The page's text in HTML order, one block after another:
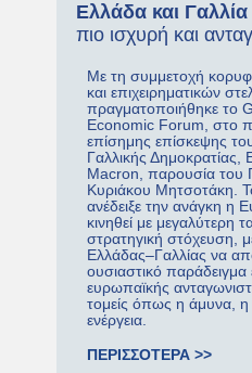
Ελλάδα και Γαλλία
πιο ισχυρή και
Με τη συμμετοχή
και επιχειρηματικών
πραγματοποιήθηκε το
Economic Forum, στο
επίσημης επίσκεψης
Γαλλικής Δημοκρατίας,
Macron, παρουσία
Κυριάκου Μητσοτάκη.
ανέδειξε την ανάγκη η
κινηθεί με μεγαλύτερη
στρατηγική στόχευση,
Ελλάδας–Γαλλίας να
ουσιαστικό παράδειγμα
ευρωπαϊκής
τομείς όπως η άμυνα, η
ενέργεια.
ΠΕΡΙΣΣΟΤΕΡΑ >>